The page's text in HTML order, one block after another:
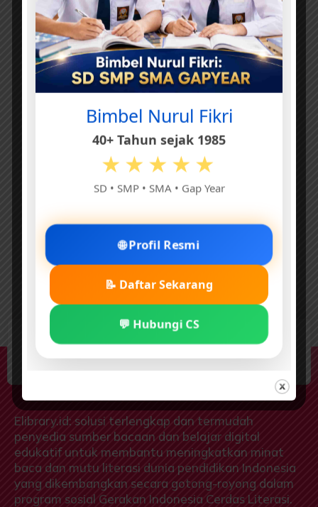
elibrary.id: Gerakan Indonesia Cerdas
Literasi
Elibrary.id: solusi terlengkap dan termudah
penyedia sumber bacaan dan belajar digital
edukatif untuk membantu meningkatkan minat
baca dan mutu literasi dunia pendidikan Indonesia
yang dikembangkan secara gotong-royong dalam
program sosial Gerakan Indonesia Cerdas Literasi.
Bimbel Nurul Fikri
40+ Tahun sejak 1985
★★★★★
SD • SMP • SMA • Gap Year
🌐 Profil Resmi
📝 Daftar Sekarang
💬 Hubungi CS